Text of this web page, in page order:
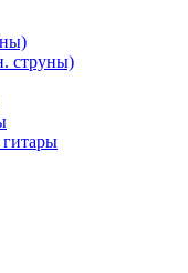
струны)
гитары